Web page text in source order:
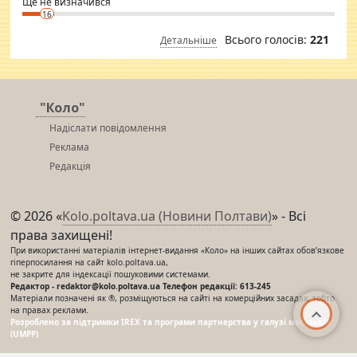
16
Детальніше Всього голосів: 221
"Коло"
Надіслати повідомлення
Реклама
Редакція
© 2026 «Kolo.poltava.ua (Новини Полтави)» - Всі
права захищені!
При використанні матеріалів інтернет-видання «Коло» на інших сайтах обов’язкове
гіперпосилання на сайт kolo.poltava.ua,
не закрите для індексації пошуковими системами.
Редактор - redaktor@kolo.poltava.ua Телефон редакції: 613-245
Матеріали позначені як ®, розміщуються на сайті на комерційних засадах, тобто
на правах реклами.
Розроблено за підтримки IREX та програми партнерства у галузі мас-медіа
(UMPP)